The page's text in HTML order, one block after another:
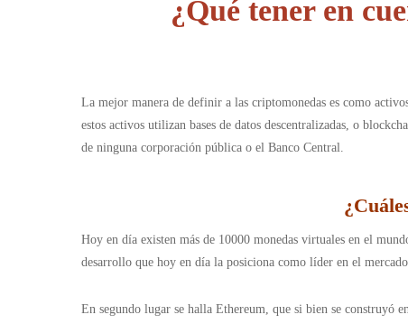
¿Qué tener en
La mejor manera de definir a las criptomonedas es como
estos activos utilizan bases de datos descentralizadas, o
de ninguna corporación pública o el Banco Central.
¿
Hoy en día existen más de 10000 monedas virtuales en el
desarrollo que hoy en día la posiciona como líder en el
En segundo lugar se halla Ethereum, que si bien se construyó